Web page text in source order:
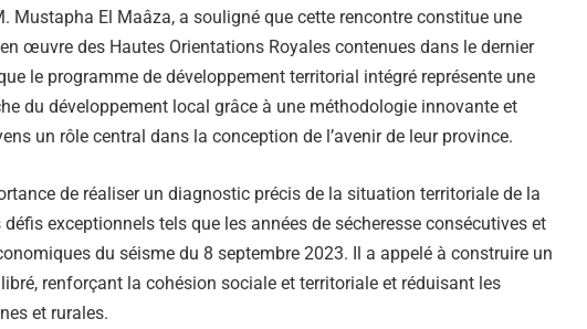
Mustapha El Maâza, a souligné que cette rencontre constitue une
œuvre des Hautes Orientations Royales contenues dans le dernier
le programme de développement territorial intégré représente une
du développement local grâce à une méthodologie innovante et
un rôle central dans la conception de l’avenir de leur province.
de réaliser un diagnostic précis de la situation territoriale de la
exceptionnels tels que les années de sécheresse consécutives et
du séisme du 8 septembre 2023. Il a appelé à construire un
renforçant la cohésion sociale et territoriale et réduisant les
et rurales.